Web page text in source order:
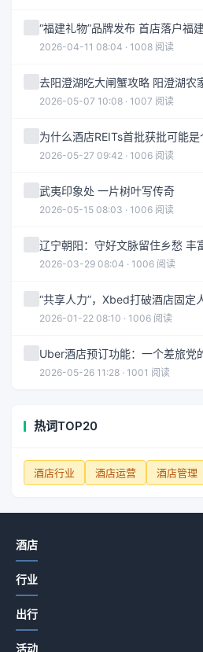
“福建礼物”品牌发布 首店落户福
2026-04-11 08:04 · 1008 阅读
去阳澄湖吃大闸蟹攻略 阳澄湖农
2026-05-07 10:08 · 1007 阅读
为什么酒店REITs首批获批可能是
2026-05-27 09:42 · 1006 阅读
武夷印象处 一片树叶写传奇
2026-05-15 08:03 · 1006 阅读
辽宁朝阳：守好文脉留住乡愁 丰
2026-03-29 08:04 · 1006 阅读
“共享人力”，Xbed打破酒店固定
2026-01-22 08:10 · 1006 阅读
Uber酒店预订功能：一个差旅党
2026-05-26 11:28 · 1001 阅读
热词TOP20
酒店行业 酒店运营 酒店管理
酒店
行业
出行
活动